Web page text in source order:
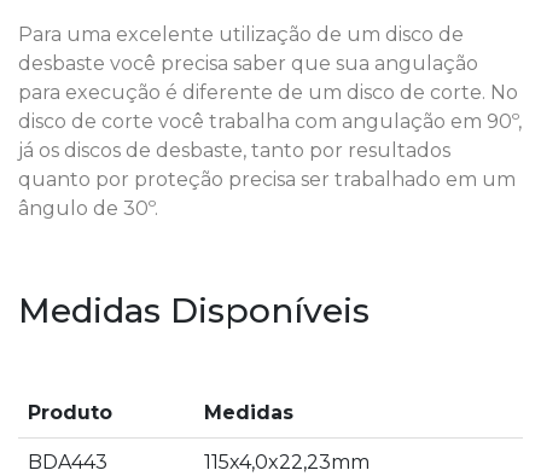
Para uma excelente utilização de um disco de
desbaste você precisa saber que sua angulação
para execução é diferente de um disco de corte. No
disco de corte você trabalha com angulação em 90º,
já os discos de desbaste, tanto por resultados
quanto por proteção precisa ser trabalhado em um
ângulo de 30º.
Medidas Disponíveis
Produto Medidas
BDA443 115x4,0x22,23mm